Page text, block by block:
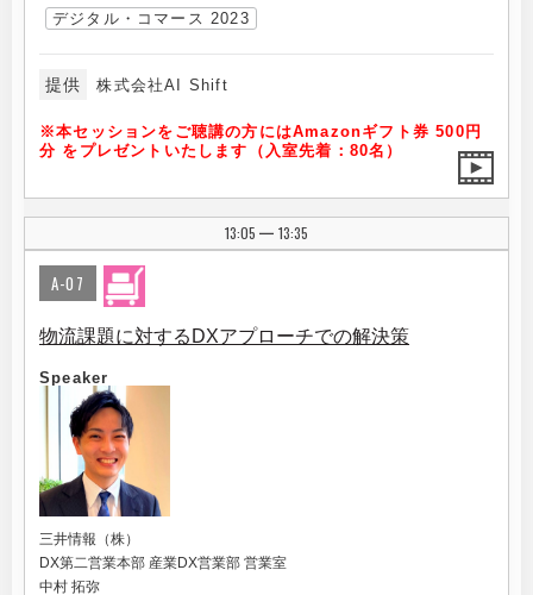
デジタル・コマース 2023
提供 株式会社AI Shift
※本セッションをご聴講の方にはAmazonギフト券 500円
分 をプレゼントいたします（入室先着：80名）
13:05 | 13:35
A-07
物流課題に対するDXアプローチでの解決策
Speaker
三井情報（株）
DX第二営業本部 産業DX営業部 営業室
中村 拓弥